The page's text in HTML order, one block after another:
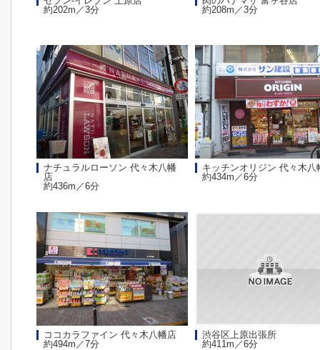
約202m／3分
約208m／3分
ナチュラルローソン 代々木八幡
店
約436m／6分
キッチンオリジン 代々木八
約434m／6分
ココカラファイン 代々木八幡店
約494m／7分
渋谷区上原出張所
約411m／6分